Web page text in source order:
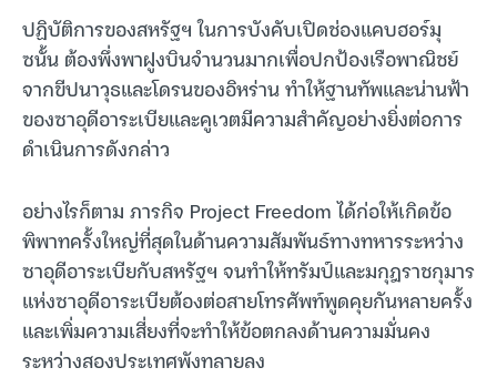
ปฏิบัติการของสหรัฐฯ ในการบังคับเปิดช่องแคบฮอร์มุ
ซนั้น ต้องพึ่งพาฝูงบินจำนวนมากเพื่อปกป้องเรือพาณิชย์
จากขีปนาวุธและโดรนของอิหร่าน ทำให้ฐานทัพและน่านฟ้า
ของซาอุดีอาระเบียและคูเวตมีความสำคัญอย่างยิ่งต่อการ
ดำเนินการดังกล่าว
อย่างไรก็ตาม ภารกิจ Project Freedom ได้ก่อให้เกิดข้อ
พิพาทครั้งใหญ่ที่สุดในด้านความสัมพันธ์ทางทหารระหว่าง
ซาอุดีอาระเบียกับสหรัฐฯ จนทำให้ทรัมป์และมกุฎราชกุมาร
แห่งซาอุดีอาระเบียต้องต่อสายโทรศัพท์พูดคุยกันหลายครั้ง
และเพิ่มความเสี่ยงที่จะทำให้ข้อตกลงด้านความมั่นคง
ระหว่างสองประเทศพังทลายลง